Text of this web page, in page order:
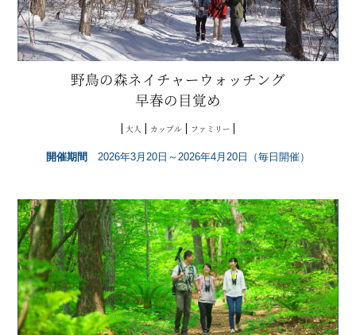
野鳥の森ネイチャーウォッチング
早春の目覚め
大人 カップル ファミリー
開催期間 2026年3月20日～2026年4月20日（毎日開催）